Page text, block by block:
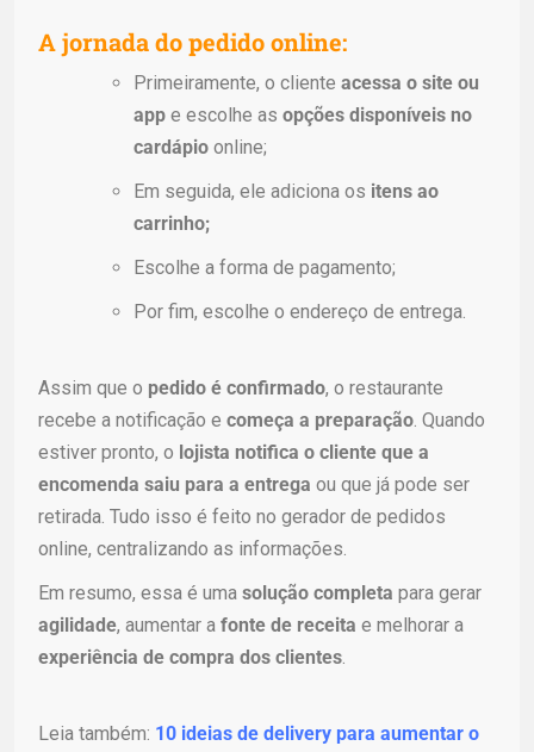
A jornada do pedido online:
Primeiramente, o cliente acessa o site ou
app e escolhe as opções disponíveis no
cardápio online;
Em seguida, ele adiciona os itens ao
carrinho;
Escolhe a forma de pagamento;
Por fim, escolhe o endereço de entrega.
Assim que o pedido é confirmado, o restaurante
recebe a notificação e começa a preparação . Quando
estiver pronto, o lojista notifica o cliente que a
encomenda saiu para a entrega ou que já pode ser
retirada. Tudo isso é feito no gerador de pedidos
online, centralizando as informações.
Em resumo, essa é uma solução completa para gerar
agilidade, aumentar a fonte de receita e melhorar a
experiência de compra dos clientes
Leia também: 10 ideias de delivery para aumentar o